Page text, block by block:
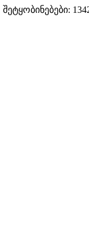
შეტყობინებები: